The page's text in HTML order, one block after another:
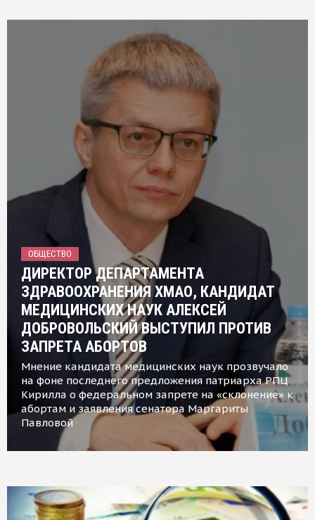
ОБЩЕСТВО
ДИРЕКТОР ДЕПАРТАМЕНТА
ЗДРАВООХРАНЕНИЯ ХМАО, КАНДИДАТ
МЕДИЦИНСКИХ НАУК АЛЕКСЕЙ
ДОБРОВОЛЬСКИЙ ВЫСТУПИЛ ПРОТИВ
ЗАПРЕТА АБОРТОВ
Мнение кандидата медицинских наук прозвучало
на фоне последнего предложения патриарха РПЦ
Кирилла о федеральном запрете на «склонение» к
абортам и заявления сенатора Маргариты
Павловой